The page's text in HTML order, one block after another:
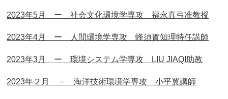
2023年5月 ー 社会文化環境学専攻 福永真弓准教授
2023年4月 ー 人間環境学専攻 蜂須賀知理特任講師
2023年3月 ー 環境システム学専攻 LIU JIAQI助教
2023年２月 － 海洋技術環境学専攻 小平翼講師